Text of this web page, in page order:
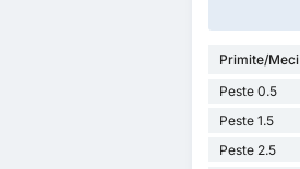
Primite/Meci
Peste 0.5
Peste 1.5
Peste 2.5